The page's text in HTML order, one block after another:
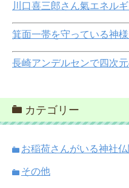
川口喜三郎さん氣エネル
箕面一帯を守っている神様
長崎アンデルセンで四次
カテゴリー
お稲荷さんがいる神社仏
その他